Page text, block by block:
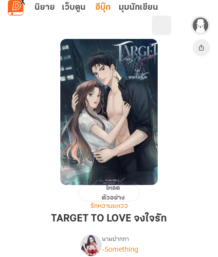
ข้ามไปยังเนื้อหาหลัก
นิยาย เว็บตูน อีบุ๊ก มุมนักเขียน
TARGET
LOVE
โหลด
ตัวอย่าง
รักหวานแหวว
TARGET TO LOVE จงใจรัก
เรื่องTARGET
นามปากกา
-Something